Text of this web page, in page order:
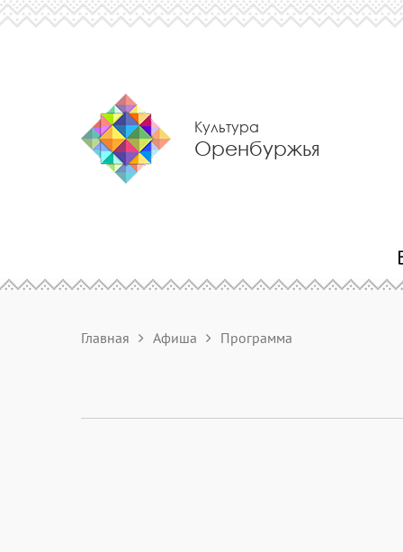
Культура
Оренбуржья
Главная Афиша Программа